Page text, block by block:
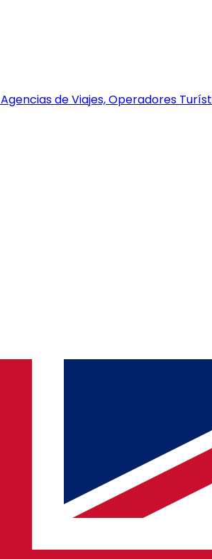
Agencias de Viajes, Operadores